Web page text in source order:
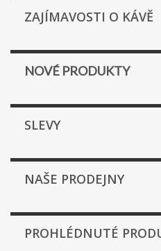
ZAJÍMAVOSTI O KÁVĚ
NOVÉ PRODUKTY
SLEVY
NAŠE PRODEJNY
PROHLÉDNUTÉ